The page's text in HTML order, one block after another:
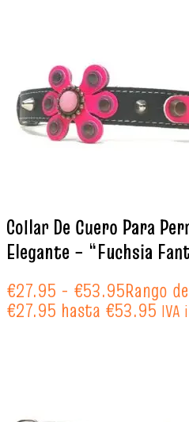
Collar De Cuero Para
Elegante – “Fuchsia
€27.95 - €53.95Rango
€27.95 hasta €53.95 IVA